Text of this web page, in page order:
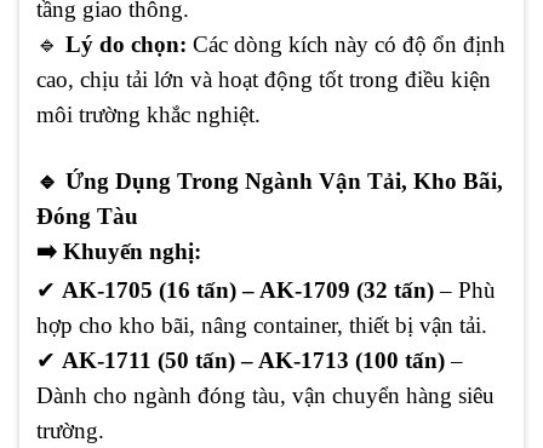
tầng giao thông.
🔹 Lý do chọn: Các dòng kích này có độ ổn định
cao, chịu tải lớn và hoạt động tốt trong điều kiện
môi trường khắc nghiệt.
🔹 Ứng Dụng Trong Ngành Vận Tải, Kho Bãi,
Đóng Tàu
➡️ Khuyến nghị:
✔ AK-1705 (16 tấn) – AK-1709 (32 tấn)– Phù
hợp cho kho bãi, nâng container, thiết bị vận tải.
✔ AK-1711 (50 tấn) – AK-1713 (100 tấn)–
Dành cho ngành đóng tàu, vận chuyển hàng siêu
trường.